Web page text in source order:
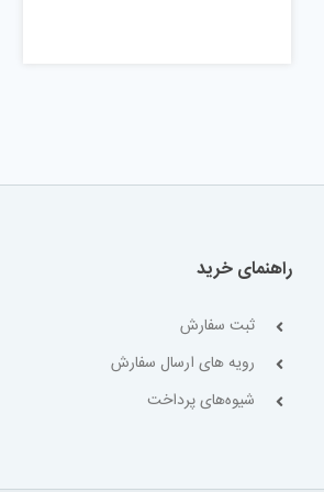
راهنمای خرید
ثبت سفارش
رویه های ارسال سفارش
شیوه‌های پرداخت